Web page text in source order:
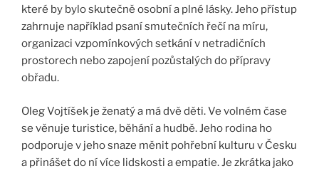
které by bylo skutečně osobní a plné lásky. Jeho přístup
zahrnuje například psaní smutečních řečí na míru,
organizaci vzpomínkových setkání v netradičních
prostorech nebo zapojení pozůstalých do přípravy
obřadu.
Oleg Vojtíšek je ženatý a má dvě děti. Ve volném čase
se věnuje turistice, běhání a hudbě. Jeho rodina ho
podporuje v jeho snaze měnit pohřební kulturu v Česku
a přinášet do ní více lidskosti a empatie. Je zkrátka jako